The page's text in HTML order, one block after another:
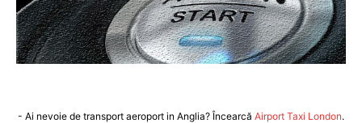
- Ai nevoie de transport aeroport in Anglia? Încearcă Airport Taxi London.